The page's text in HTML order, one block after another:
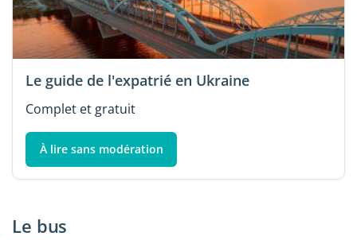
Le guide de l'expatrié en Ukraine
Complet et gratuit
À lire sans modération
Le bus